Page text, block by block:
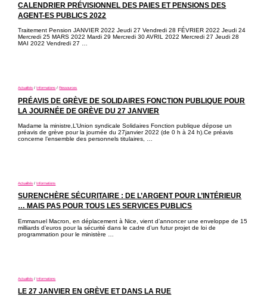
CALENDRIER PRÉVISIONNEL DES PAIES ET PENSIONS DES
AGENT-ES PUBLICS 2022
Traitement Pension JANVIER 2022 Jeudi 27 Vendredi 28 FÉVRIER 2022 Jeudi 24
Mercredi 25 MARS 2022 Mardi 29 Mercredi 30 AVRIL 2022 Mercredi 27 Jeudi 28
MAI 2022 Vendredi 27 …
Actualités /Informations /Ressources
PRÉAVIS DE GRÈVE DE SOLIDAIRES FONCTION PUBLIQUE POUR
LA JOURNÉE DE GRÈVE DU 27 JANVIER
Madame la ministre,L’Union syndicale Solidaires Fonction publique dépose un
préavis de grève pour la journée du 27janvier 2022 (de 0 h à 24 h).Ce préavis
concerne l’ensemble des personnels titulaires, …
Actualités /Informations
SURENCHÈRE SÉCURITAIRE : DE L’ARGENT POUR L’INTÉRIEUR
… MAIS PAS POUR TOUS LES SERVICES PUBLICS
Emmanuel Macron, en déplacement à Nice, vient d’annoncer une enveloppe de 15
milliards d’euros pour la sécurité dans le cadre d’un futur projet de loi de
programmation pour le ministère …
Actualités /Informations
LE 27 JANVIER EN GRÈVE ET DANS LA RUE